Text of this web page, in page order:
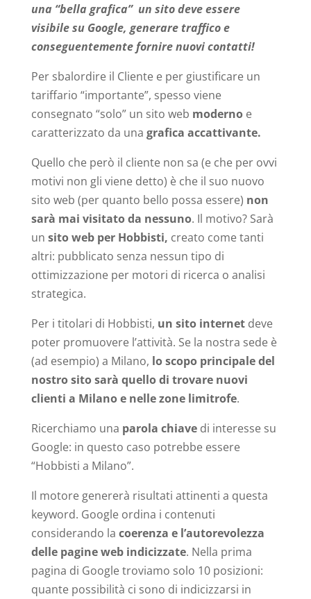
una “bella grafica” un sito deve essere
visibile su Google, generare traffico e
conseguentemente fornire nuovi contatti!
Per sbalordire il Cliente e per giustificare un
tariffario “importante”, spesso viene
consegnato “solo” un sito web modernoe
caratterizzato da una grafica accattivante.
Quello che però il cliente non sa (e che per ovvi
motivi non gli viene detto) è che il suo nuovo
sito web (per quanto bello possa essere) non
sarà mai visitato da nessuno. Il motivo? Sarà
un sito web per Hobbisti, creato come tanti
altri: pubblicato senza nessun tipo di
ottimizzazione per motori di ricerca o analisi
strategica.
Per i titolari di Hobbisti, un sito internetdeve
poter promuovere l’attività. Se la nostra sede è
(ad esempio) a Milano, lo scopo principale del
nostro sito sarà quello di trovare nuovi
clienti a Milano e nelle zone limitrofe.
Ricerchiamo una parola chiavedi interesse su
Google: in questo caso potrebbe essere
“Hobbisti a Milano”.
Il motore genererà risultati attinenti a questa
keyword. Google ordina i contenuti
considerando la coerenza e l’autorevolezza
delle pagine web indicizzate. Nella prima
pagina di Google troviamo solo 10 posizioni:
quante possibilità ci sono di indicizzarsi in